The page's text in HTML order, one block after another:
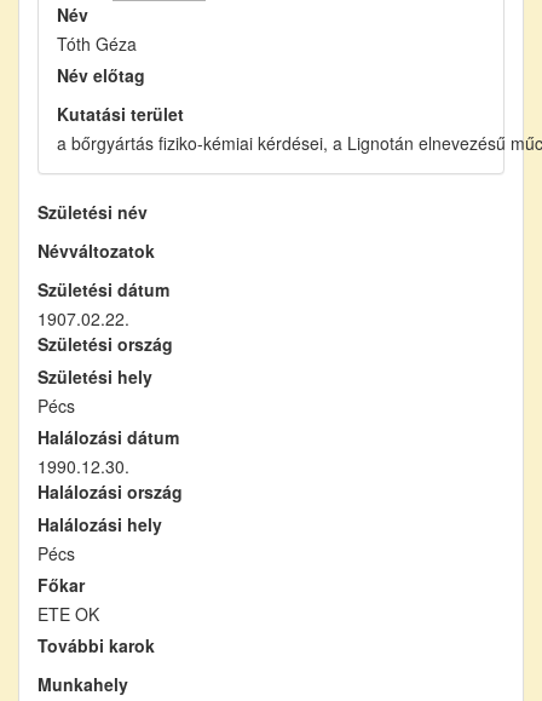
Név
Tóth Géza
Név előtag
Kutatási terület
a bőrgyártás fiziko-kémiai kérdései, a Lignotán elnevezésű
Születési név
Névváltozatok
Születési dátum
1907.02.22.
Születési ország
Születési hely
Pécs
Halálozási dátum
1990.12.30.
Halálozási ország
Halálozási hely
Pécs
Főkar
ETE OK
További karok
Munkahely